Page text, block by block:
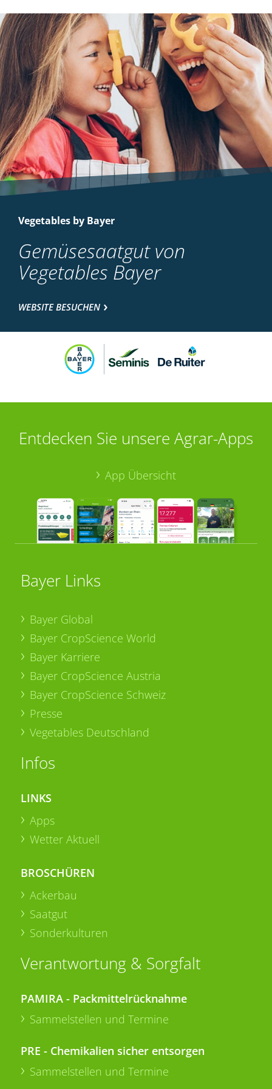
Vegetables by Bayer
Gemüsesaatgut von
Vegetables Bayer
WEBSITE BESUCHEN
Entdecken Sie unsere Agrar-Apps
App Übersicht
Bayer Links
Bayer Global
Bayer CropScience World
Bayer Karriere
Bayer CropScience Austria
Bayer CropScience Schweiz
Presse
Vegetables Deutschland
Infos
LINKS
Apps
Wetter Aktuell
BROSCHÜREN
Ackerbau
Saatgut
Sonderkulturen
Verantwortung & Sorgfalt
PAMIRA - Packmittelrücknahme
Sammelstellen und Termine
PRE - Chemikalien sicher entsorgen
Sammelstellen und Termine